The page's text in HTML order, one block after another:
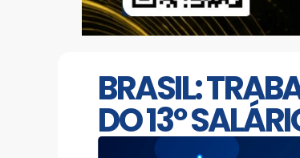
BRASIL:
DO 13º